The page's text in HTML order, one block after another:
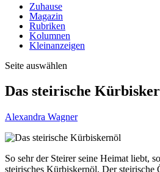
Zuhause
Magazin
Rubriken
Kolumnen
Kleinanzeigen
Seite auswählen
Das steirische
Alexandra Wagner
So sehr der Steirer seine Heimat liebt,
steirisches Kürbiskernöl. Der steirische